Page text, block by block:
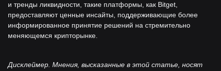
и тренды ликвидности, такие платформы, как Bitget,
предоставляют ценные инсайты, поддерживающие более
информированное принятие решений на стремительно
меняющемся крипторынке.
Дисклеймер. Мнения, высказанные в этой статье, носят